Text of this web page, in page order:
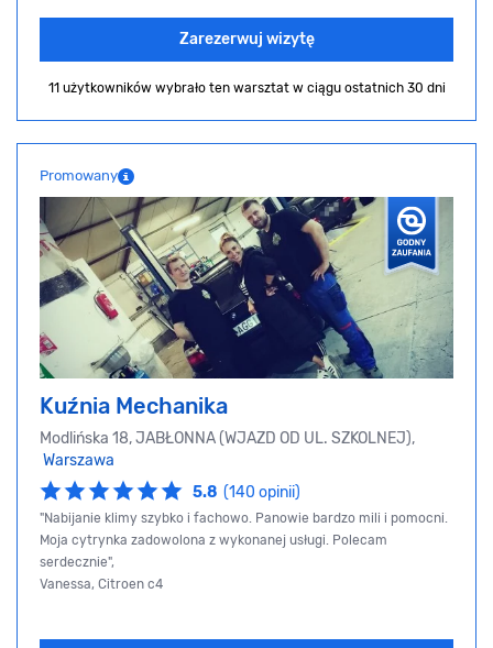
Zarezerwuj wizytę
11 użytkowników wybrało ten warsztat w ciągu ostatnich 30 dni
Promowany
Kuźnia Mechanika
Modlińska 18, JABŁONNA (WJAZD OD UL. SZKOLNEJ),
Warszawa
5.8 (140 opinii)
"Nabijanie klimy szybko i fachowo. Panowie bardzo mili i pomocni.
Moja cytrynka zadowolona z wykonanej usługi. Polecam
serdecznie",
Vanessa, Citroen c4